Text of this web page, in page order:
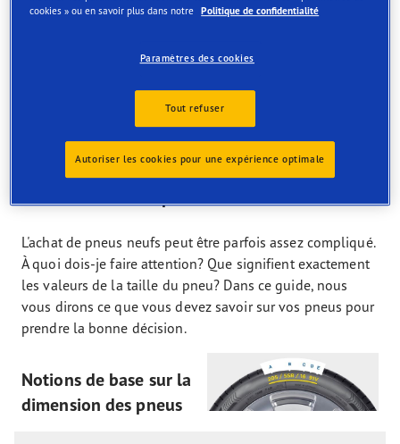
été 245/40/R18 se montrent extrêmement fiables sur les
maniabilité et leur excellente adhérence au sol.
heureux. En effet, leur diamètre de 18 pouces ne passe
pas inaperçu et confère à chaque modèle de véhicule un
look très sportif.
L'achat de pneus neufs peut être parfois assez compliqué.
À quoi dois-je faire attention? Que signifient exactement
les valeurs de la taille du pneu? Dans ce guide, nous
vous dirons ce que vous devez savoir sur vos pneus pour
prendre la bonne décision.
Notions de base sur la
dimension des pneus
cookies » ou en savoir plus dans notre Politique de confidentialité
Paramètres des cookies
Tout refuser
Autoriser les cookies pour une expérience optimale